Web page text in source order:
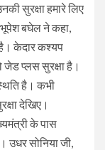
सुरक्षा हमारे लिए
भूपेश बघेल ने कहा,
केदार कश्यप
जेड प्लस सुरक्षा है।
है। कभी
देखिए।
के पास
उधर सोनिया जी,